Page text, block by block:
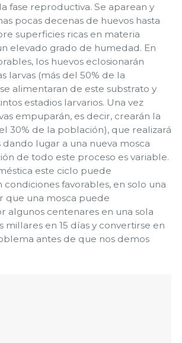
fase reproductiva. Se aparean y
pocas decenas de huevos hasta
superficies ricas en materia
elevado grado de humedad. En
los huevos eclosionarán
larvas (más del 50% de la
alimentaran de este substrato y
estadios larvarios. Una vez
empuparán, es decir, crearán la
30% de la población), que realizará
lugar a una nueva mosca
de todo este proceso es variable.
este ciclo puede
favorables, en solo una
que una mosca puede
algunos centenares en una sola
millares en 15 días y convertirse en
antes de que nos demos